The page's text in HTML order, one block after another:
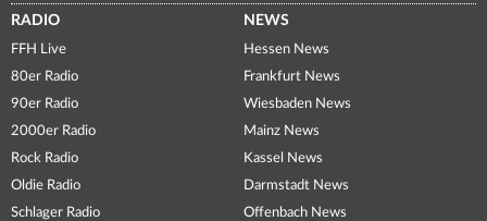
RADIO
FFH Live
80er Radio
90er Radio
2000er Radio
Rock Radio
Oldie Radio
Schlager Radio
NEWS
Hessen News
Frankfurt News
Wiesbaden News
Mainz News
Kassel News
Darmstadt News
Offenbach News